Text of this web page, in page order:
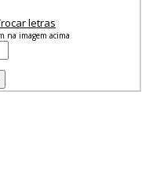
letras
na imagem acima